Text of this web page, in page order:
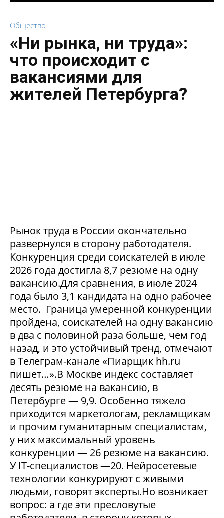
Общество
«Ни рынка, ни труда»:
что происходит с
вакансиями для
жителей Петербурга?
Рынок труда в России окончательно
развернулся в сторону работодателя.
Конкуренция среди соискателей в июле
2026 года достигла 8,7 резюме на одну
вакансию.Для сравнения, в июле 2024
года было 3,1 кандидата на одно рабочее
место. Граница умеренной конкуренции
пройдена, соискателей на одну вакансию
в два с половиной раза больше, чем год
назад, и это устойчивый тренд, отмечают
в Телеграм-канале «Пиарщик hh.ru
пишет…».В Москве индекс составляет
десять резюме на вакансию, в
Петербурге — 9,9. Особенно тяжело
приходится маркетологам, рекламщикам
и прочим гуманитарным специалистам,
у них максимальный уровень
конкуренции — 26 резюме на вакансию.
У IT-специалистов —20. Нейросетевые
технологии конкурируют с живыми
людьми, говорят эксперты.Но возникает
вопрос: а где эти пресловутые